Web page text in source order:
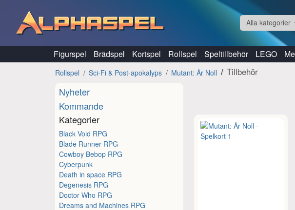
Alla kategorier
Figurspel Brädspel Kortspel Rollspel Speltillbehör LEGO
Rollspel Sci-Fi & Post-apokalyps Mutant: År Noll Tillbehör
Nyheter
Kommande
Kategorier
Black Void RPG
Blade Runner RPG
Cowboy Bebop RPG
Cyberpunk
Death in space RPG
Degenesis RPG
Doctor Who RPG
Dreams and Machines RPG